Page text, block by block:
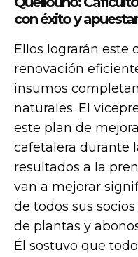
con éxito y
Ellos lograrán este
renovación
insumos
naturales. El
este plan de
cafetalera durante
resultados a la
van a mejorar
de todos sus
de plantas y
Él sostuvo que